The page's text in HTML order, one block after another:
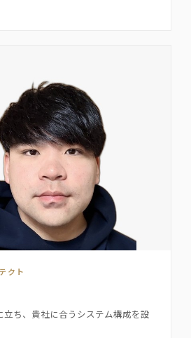
クト
立ち、貴社に合うシステム構成を設